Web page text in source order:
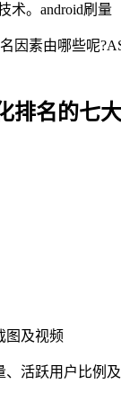
术。android刷量
因素由哪些呢
排名的七
图及视频
、活跃用户比例